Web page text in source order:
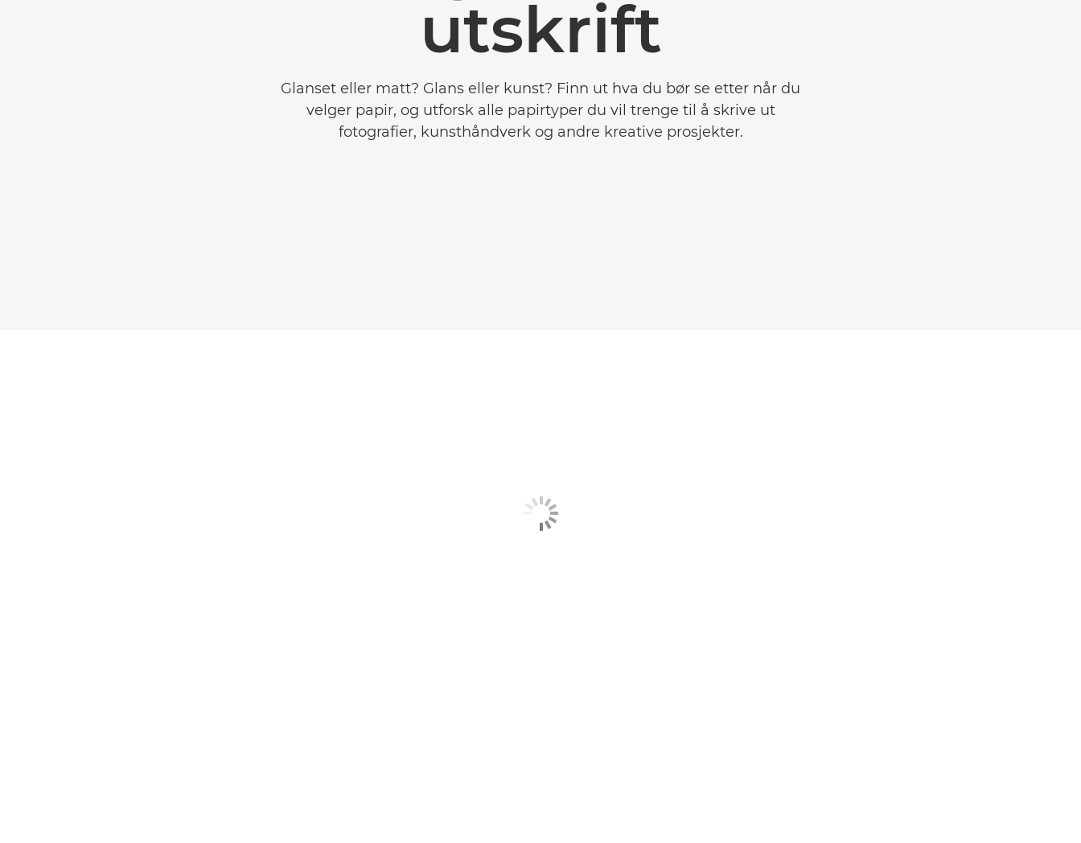
utskrift
Glanset eller matt? Glans eller kunst? Finn ut hva du bør se etter når du
velger papir, og utforsk alle papirtyper du vil trenge til å skrive ut
fotografier, kunsthåndverk og andre kreative prosjekter.